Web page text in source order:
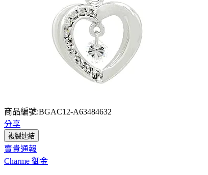
商品編號:BGAC12-A63484632
分享
複製連結
賣貴通報
Charme 御金